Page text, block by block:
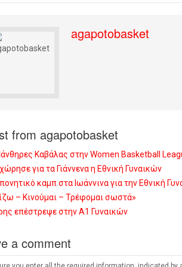
agapotobasket
from agapotobasket
Καβάλας στην Women Basketball
για τα Γιάννενα η Εθνική Γυναικών
καμπ στα Ιωάννινα για την Εθνική
– Κινούμαι – Τρέφομαι σωστά»
επέστρεψε στην Α1 Γυναικών
a comment